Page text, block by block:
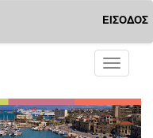
ΕΙΣΟΔΟΣ
Toggle